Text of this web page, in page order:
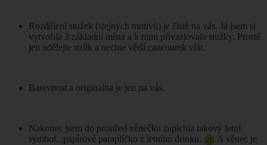
Rozdělení stužek (stejných motivů) je čistě na vás. Já jsem si
vytvořila 3 základní místa a k nimi přivazlovala stužky. Prostě
jen udělejte uzlík a nechte větší cancourek vlát.
Barevnost a originalita je jen na vás.
Nakonec jsem do prostřed věnečku zapíchla takový letní
symbol...papírové paraplíčko z letního drinku.
A věnec je